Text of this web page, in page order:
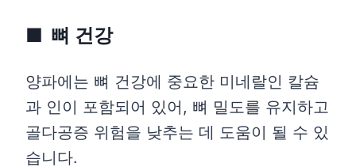
뼈 건강
양파에는 뼈 건강에 중요한 미네랄인 칼슘
과 인이 포함되어 있어, 뼈 밀도를 유지하고
골다공증 위험을 낮추는 데 도움이 될 수 있
습니다.